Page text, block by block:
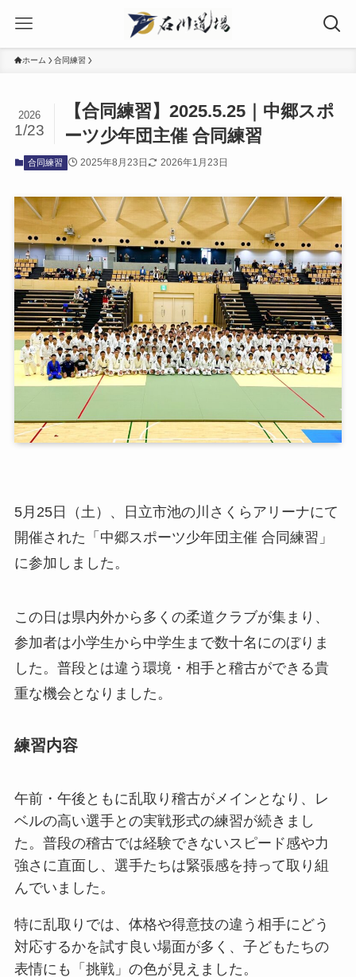
ホーム 合同練習
【合同練習】2025.5.25｜中郷スポ
ーツ少年団主催 合同練習
2026
1/23
合同練習 2025年8月23日 2026年1月23日
5月25日（土）、日立市池の川さくらアリーナにて
開催された「中郷スポーツ少年団主催 合同練習」
に参加しました。
この日は県内外から多くの柔道クラブが集まり、
参加者は小学生から中学生まで数十名にのぼりま
した。普段とは違う環境・相手と稽古ができる貴
重な機会となりました。
練習内容
午前・午後ともに乱取り稽古がメインとなり、レ
ベルの高い選手との実戦形式の練習が続きまし
た。普段の稽古では経験できないスピード感や力
強さに直面し、選手たちは緊張感を持って取り組
んでいました。
特に乱取りでは、体格や得意技の違う相手にどう
対応するかを試す良い場面が多く、子どもたちの
表情にも「挑戦」の色が見えました。